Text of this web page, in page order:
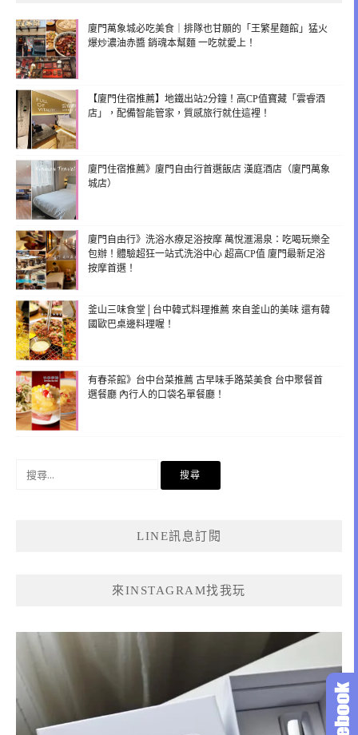
廈門萬象城必吃美食｜排隊也甘願的「王繁星麵館」猛火
爆炒濃油赤醬 銷魂本幫麵 一吃就愛上！
【廈門住宿推薦】地鐵出站2分鐘！高CP值寶藏「雲睿酒
店」，配備智能管家，質感旅行就住這裡！
廈門住宿推薦》廈門自由行首選飯店 漢庭酒店（廈門萬象
城店）
廈門自由行》洗浴水療足浴按摩 萬悅滙湯泉：吃喝玩樂全
包辦！體驗超狂一站式洗浴中心 超高CP值 廈門最新足浴
按摩首選！
釜山三味食堂│台中韓式料理推薦 來自釜山的美味 還有韓
國歐巴桌邊料理喔！
有春茶館》台中台菜推薦 古早味手路菜美食 台中聚餐首
選餐廳 內行人的口袋名單餐廳！
LINE訊息訂閱
來INSTAGRAM找我玩